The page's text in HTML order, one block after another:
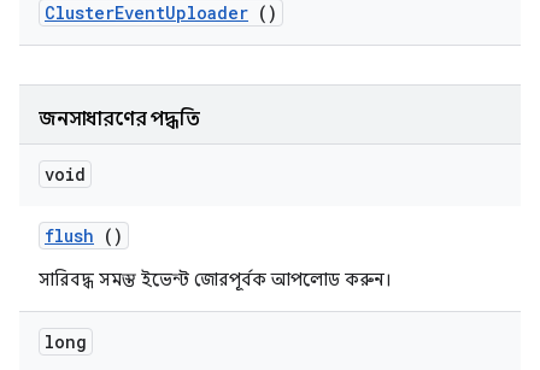
ClusterEventUploader ()
জনসাধারণের পদ্ধতি
void
flush ()
সারিবদ্ধ সমস্ত ইভেন্ট জোরপূর্বক আপলোড করুন।
long